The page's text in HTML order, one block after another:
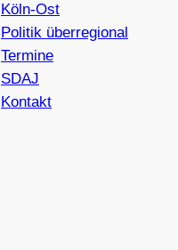
Köln-Ost
Politik überregional
Termine
SDAJ
Kon­takt